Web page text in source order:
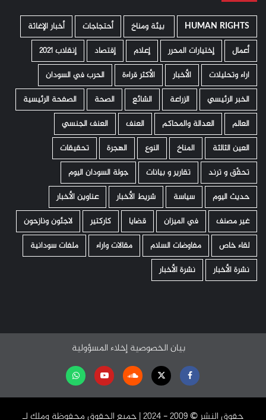
HUMAN RIGHTS ­ بيئة ومناخ أحتجاجات
أخبار الإغاثة
أعمال
إختيارات المحرر إعلام إقتصاد
إنقلاب 2021
اراء وتحليلات
الأخبار الأكثر قراءة
الحرب في السودان
الخبر الرئيسي
الزراعة الشائع الصحة
الصفحة الرئيسية
العالم
العدالة والمحاكم العنف
العنف الجنسي
العين الثالثة
المناخ النوع الهجرة
تحقيقات
تحقّق و ترند
تقارير و بيانات
جولة السودان اليوم
حديث اليوم
سياسة شريط الأخبار
عناوين الأخبار
غير مصنف
في الميزان قضايا كاركتير
لاجئون ونازحون
لقاء خاص
مفاوضات السلام مقالات واراء
ملفات سودانية
نشرة الأخبار
نشرة الأخبار
بيان الخصوصية إخلاء المسؤولية
Facebook
Twitter
Soundcloud
Youtubeتابعنا
حقوق النشر ©️ 2009 - 2024 | جميع الحقوق محفوظة وملك لـ